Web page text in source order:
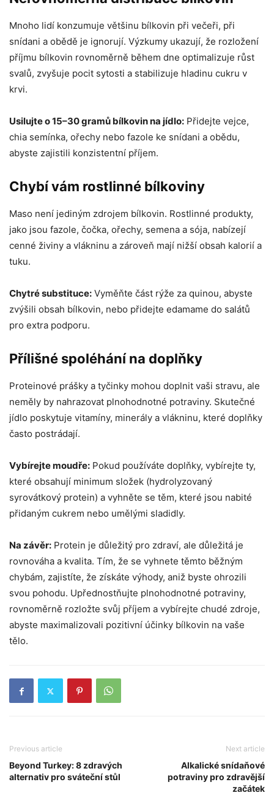
Mnoho lidí konzumuje většinu bílkovin při večeři, při
snídani a obědě je ignorují. Výzkumy ukazují, že rozložení
příjmu bílkovin rovnoměrně během dne optimalizuje růst
svalů, zvyšuje pocit sytosti a stabilizuje hladinu cukru v
krvi.
Usilujte o 15–30 gramů bílkovin na jídlo: Přidejte vejce,
chia semínka, ořechy nebo fazole ke snídani a obědu,
abyste zajistili konzistentní příjem.
Chybí vám rostlinné bílkoviny
Maso není jediným zdrojem bílkovin. Rostlinné produkty,
jako jsou fazole, čočka, ořechy, semena a sója, nabízejí
cenné živiny a vlákninu a zároveň mají nižší obsah kalorií a
tuku.
Chytré substituce: Vyměňte část rýže za quinou, abyste
zvýšili obsah bílkovin, nebo přidejte edamame do salátů
pro extra podporu.
Přílišné spoléhání na doplňky
Proteinové prášky a tyčinky mohou doplnit vaši stravu, ale
neměly by nahrazovat plnohodnotné potraviny. Skutečné
jídlo poskytuje vitamíny, minerály a vlákninu, které doplňky
často postrádají.
Vybírejte moudře: Pokud používáte doplňky, vybírejte ty,
které obsahují minimum složek (hydrolyzovaný
syrovátkový protein) a vyhněte se těm, které jsou nabité
přidaným cukrem nebo umělými sladidly.
Na závěr: Protein je důležitý pro zdraví, ale důležitá je
rovnováha a kvalita. Tím, že se vyhnete těmto běžným
chybám, zajistíte, že získáte výhody, aniž byste ohrozili
svou pohodu. Upřednostňujte plnohodnotné potraviny,
rovnoměrně rozložte svůj příjem a vybírejte chudé zdroje,
abyste maximalizovali pozitivní účinky bílkovin na vaše
tělo.
Previous article
Beyond Turkey: 8 zdravých
alternativ pro sváteční stůl
Next article
Alkalické snídaňové
potraviny pro zdravější
začátek